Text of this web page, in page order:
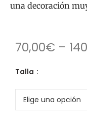
una decoración
70,00€ –
Talla